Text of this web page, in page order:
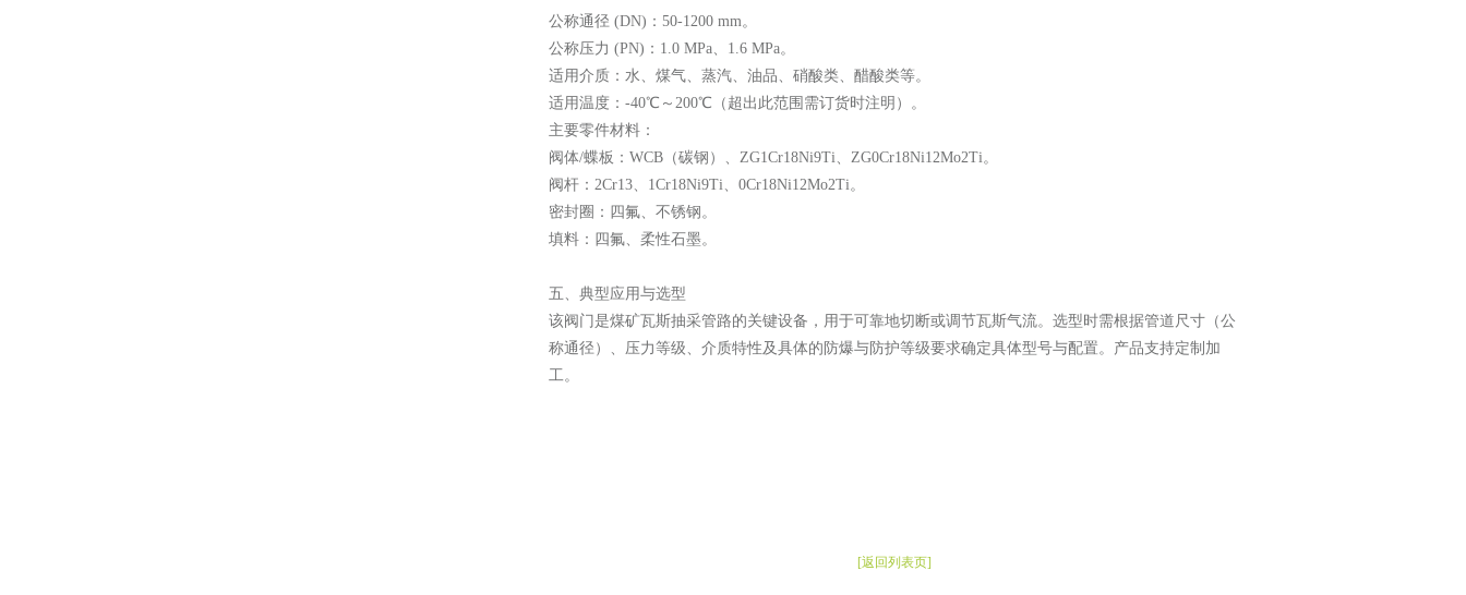
‌公称通径 (DN)‌：50-1200 mm。‌
‌公称压力 (PN)‌：1.0 MPa、1.6 MPa。‌
‌适用介质‌：水、煤气、蒸汽、油品、硝酸类、醋酸类等。‌
‌适用温度‌：-40℃～200℃（超出此范围需订货时注明）。‌
‌主要零件材料‌：
阀体/蝶板：WCB（碳钢）、ZG1Cr18Ni9Ti、ZG0Cr18Ni12Mo2Ti。‌
阀杆：2Cr13、1Cr18Ni9Ti、0Cr18Ni12Mo2Ti。‌
密封圈：四氟、不锈钢。‌
填料：四氟、柔性石墨。‌
‌五、典型应用与选型‌
该阀门是煤矿瓦斯抽采管路的关键设备，用于可靠地切断或调节瓦斯气流。选型时需根据管道尺寸（公
称通径）、压力等级、介质特性及具体的防爆与防护等级要求确定具体型号与配置。产品支持定制加
工。‌
[返回列表页]